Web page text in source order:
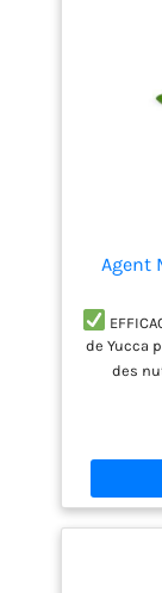
Agent
de Yucca
des
DE
les
Aide